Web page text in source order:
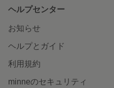
ヘルプセンター
お知らせ
ヘルプとガイド
利用規約
minneのセキュリティ